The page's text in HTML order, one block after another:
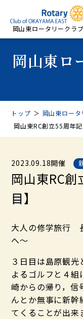
岡山東ロータリークラブ
岡山東ロ
トップ ＞ 岡山東ロー
岡山東RC創立55周年記
2023.09.18開催
岡山東RC創
目】
大人の修学旅行
へ～
３日目は島原観
よるゴルフと４組
崎からの帰り，信
んとか無事に新幹
てくることが出来